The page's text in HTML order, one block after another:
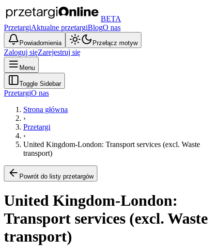
BETA
PrzetargiAktualne przetargiBlogO nas
Powiadomienia Przełącz motyw
Zaloguj sięZarejestruj się
Menu
Toggle Sidebar
PrzetargiO nas
Strona główna
›
Przetargi
›
United Kingdom-London: Transport services (excl. Waste
transport)
Powrót do listy przetargów
United Kingdom-London:
Transport services (excl. Waste
transport)